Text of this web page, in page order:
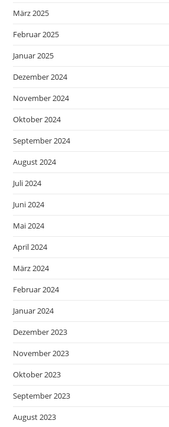
März 2025
Februar 2025
Januar 2025
Dezember 2024
November 2024
Oktober 2024
September 2024
August 2024
Juli 2024
Juni 2024
Mai 2024
April 2024
März 2024
Februar 2024
Januar 2024
Dezember 2023
November 2023
Oktober 2023
September 2023
August 2023